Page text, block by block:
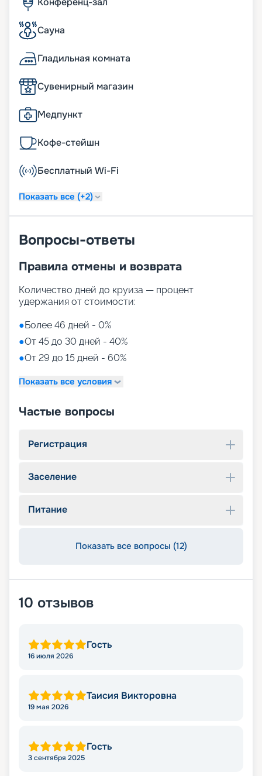
Сауна
Гладильная комната
Сувенирный магазин
Медпункт
Кофе-стейшн
Бесплатный Wi-Fi
Показать все (+2)
Вопросы-ответы
Правила отмены и возврата
Количество дней до круиза — процент
удержания от стоимости:
●Более 46 дней - 0%
●От 45 до 30 дней - 40%
●От 29 до 15 дней - 60%
Показать все условия
Частые вопросы
Регистрация
Заселение
Питание
Показать все вопросы (12)
10 отзывов
Гость
16 июля 2026
Таисия Викторовна
19 мая 2026
Гость
3 сентября 2025